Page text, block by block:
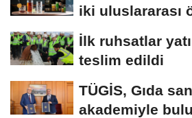
iki uluslararası
İlk ruhsatlar
teslim edildi
TÜGİS, Gıda
akademiyle